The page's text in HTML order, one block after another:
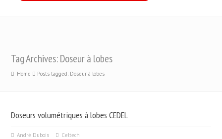
Tag Archives: Doseur à lobes
Home Posts tagged: Doseur à lobes
Doseurs volumétriques à lobes CEDEL
André Dubois Celtech